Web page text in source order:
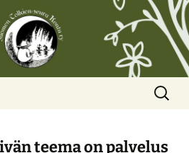
Haku:
teema on palvelus